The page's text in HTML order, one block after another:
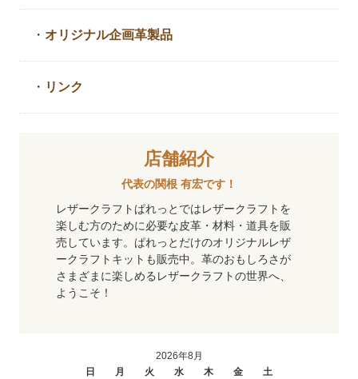
・ オリジナル企画革製品
・ リンク
店舗紹介
代表の関根 有宏です！
レザークラフトぱれっとではレザークラフトを
楽しむ方のために必要な皮革・材料・道具を販
売しています。ぱれっとだけのオリジナルレザ
ークラフトキットも販売中。革のおもしろさが
さまざまに楽しめるレザークラフトの世界へ、
ようこそ！
2026年8月
日
月 火 水 木 金
土